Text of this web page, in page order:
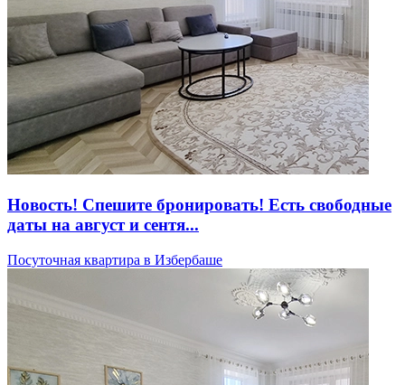
Новость! Спешите бронировать! Есть свободные
даты на август и сентя...
Посуточная квартира в Избербаше